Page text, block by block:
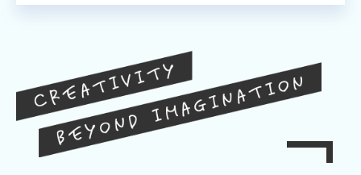
クリエイティビティ・ビヨンド・イマジネーシ